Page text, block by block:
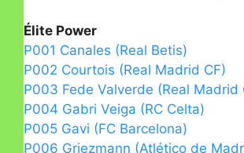
Élite Power
P001 Canales (Real Betis)
P002 Courtois (Real Madrid CF)
P003 Fede Valverde (Real Madrid
P004 Gabri Veiga (RC Celta)
P005 Gavi (FC Barcelona)
P006 Griezmann (Atlético de